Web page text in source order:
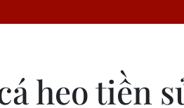
heo tiền